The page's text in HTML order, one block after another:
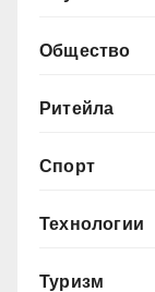
Общество
Ритейла
Спорт
Технологии
Туризм